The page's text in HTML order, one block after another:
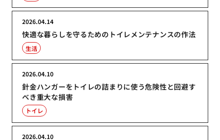
快適な暮らしを守るためのトイレメンテナンスの作法
2026.04.14
生活
針金ハンガーをトイレの詰まりに使う危険性と回避す
べき重大な損害
2026.04.10
トイレ
2026.04.10